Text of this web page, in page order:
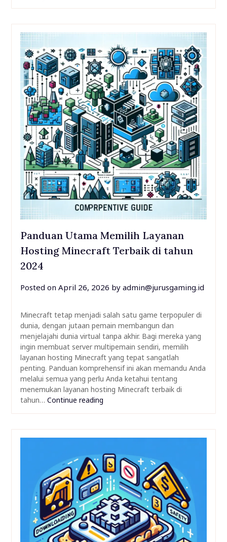
Panduan Utama Memilih Layanan
Hosting Minecraft Terbaik di tahun
2024
Posted on April 26, 2026 by admin@jurusgaming.id
Minecraft tetap menjadi salah satu game terpopuler di
dunia, dengan jutaan pemain membangun dan
menjelajahi dunia virtual tanpa akhir. Bagi mereka yang
ingin membuat server multipemain sendiri, memilih
layanan hosting Minecraft yang tepat sangatlah
penting. Panduan komprehensif ini akan memandu Anda
melalui semua yang perlu Anda ketahui tentang
menemukan layanan hosting Minecraft terbaik di
tahun… Continue reading